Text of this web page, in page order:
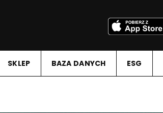
SKLEP BAZA DANYCH ESG